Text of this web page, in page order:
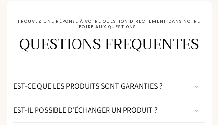
TROUVEZ UNE RÉPONSE À VOTRE QUESTION DIRECTEMENT DANS NOTRE
FOIRE AUX QUESTIONS :
QUESTIONS FREQUENTES
EST-CE QUE LES PRODUITS SONT GARANTIES ?
EST-IL POSSIBLE D'ÉCHANGER UN PRODUIT ?